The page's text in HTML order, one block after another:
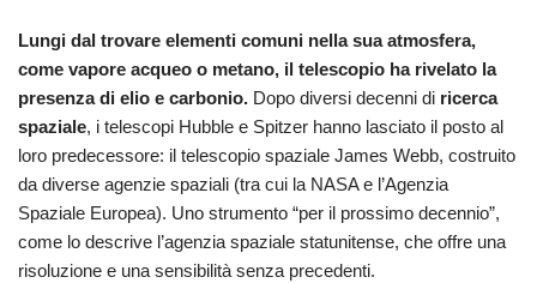
Lungi dal trovare elementi comuni nella sua atmosfera,
come vapore acqueo o metano, il telescopio ha rivelato la
presenza di elio e carbonio. Dopo diversi decenni di ricerca
spaziale, i telescopi Hubble e Spitzer hanno lasciato il posto al
loro predecessore: il telescopio spaziale James Webb, costruito
da diverse agenzie spaziali (tra cui la NASA e l’Agenzia
Spaziale Europea). Uno strumento “per il prossimo decennio”,
come lo descrive l’agenzia spaziale statunitense, che offre una
risoluzione e una sensibilità senza precedenti.